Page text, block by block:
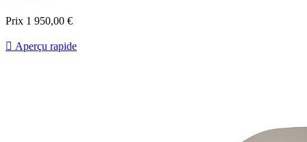
Prix 1 950,00 €
 Aperçu rapide